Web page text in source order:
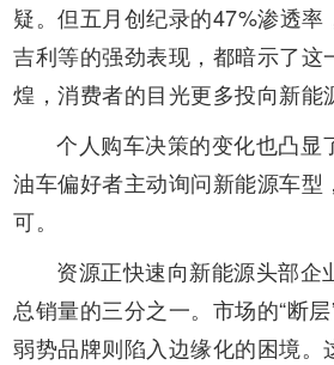
疑。但五月创纪录的47%渗透率
吉利等的强劲表现，都暗示了
煌，消费者的目光更多投向新能
个人购车决策的变化也凸显
油车偏好者主动询问新能源车
可。
资源正快速向新能源头部
总销量的三分之一。市场的“断
弱势品牌则陷入边缘化的困境